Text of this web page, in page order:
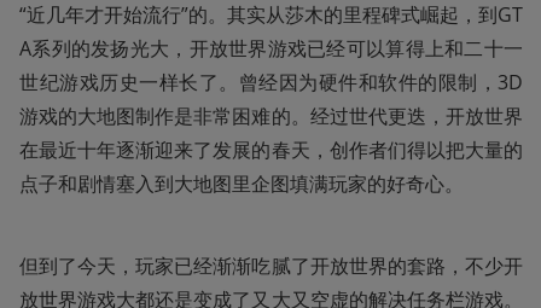
“近几年才开始流行”的。其实从莎木的里程碑式崛起，到GT
A系列的发扬光大，开放世界游戏已经可以算得上和二十一
世纪游戏历史一样长了。曾经因为硬件和软件的限制，3D
游戏的大地图制作是非常困难的。经过世代更迭，开放世界
在最近十年逐渐迎来了发展的春天，创作者们得以把大量的
点子和剧情塞入到大地图里企图填满玩家的好奇心。
但到了今天，玩家已经渐渐吃腻了开放世界的套路，不少开
放世界游戏大都还是变成了又大又空虚的解决任务栏游戏。